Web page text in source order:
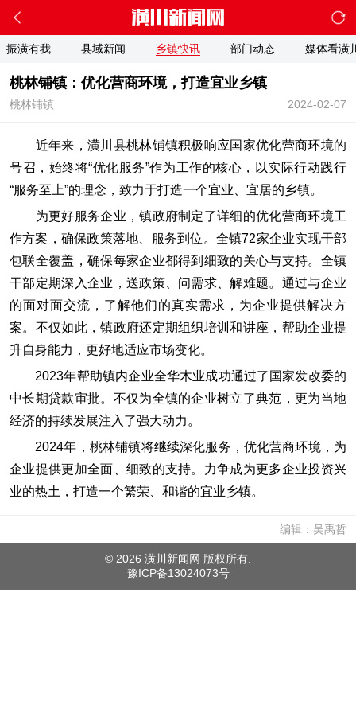
振潢有我 县域新闻 乡镇快讯 部门动态 媒体看潢
桃林铺镇：优化营商环境，打造宜业乡镇
2024-02-07
桃林铺镇
近年来，潢川县桃林铺镇积极响应国家优化营商环境的
号召，始终将“优化服务”作为工作的核心，以实际行动践行
“服务至上”的理念，致力于打造一个宜业、宜居的乡镇。
为更好服务企业，镇政府制定了详细的优化营商环境工
作方案，确保政策落地、服务到位。全镇72家企业实现干部
包联全覆盖，确保每家企业都得到细致的关心与支持。全镇
干部定期深入企业，送政策、问需求、解难题。通过与企业
的面对面交流，了解他们的真实需求，为企业提供解决方
案。不仅如此，镇政府还定期组织培训和讲座，帮助企业提
升自身能力，更好地适应市场变化。
2023年帮助镇内企业全华木业成功通过了国家发改委的
中长期贷款审批。不仅为全镇的企业树立了典范，更为当地
经济的持续发展注入了强大动力。
2024年，桃林铺镇将继续深化服务，优化营商环境，为
企业提供更加全面、细致的支持。力争成为更多企业投资兴
业的热土，打造一个繁荣、和谐的宜业乡镇。
编辑：吴禹哲
© 2026 潢川新闻网 版权所有.
豫ICP备13024073号